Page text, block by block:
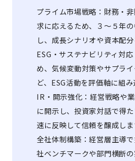
プライム市場戦略：財務・
求に応えるため、３～５年
し、成長シナリオや資本配分
ESG・サステナビリティ対
め、気候変動対策やサプラ
ど、ESG活動を評価軸に組み
IR・開示強化：経営戦略や
に開示し、投資家対話で得
速に反映して信頼を醸成しま
全社体制構築：経営層主導
社ベンチマークや部門横断